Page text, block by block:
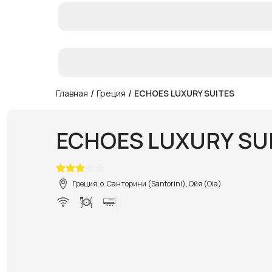
Главная / Греция / ECHOES LUXURY SUITES
ECHOES LUXURY
Греция, о. Санторини (Santorini), Ойя (Oia)